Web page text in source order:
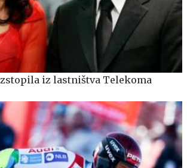
iz lastništva Telekoma